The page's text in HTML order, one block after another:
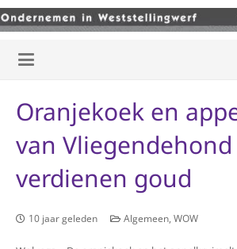
Oranjekoek en
van Vliegendehond
verdienen goud
10 jaar geleden Algemeen ,WOW